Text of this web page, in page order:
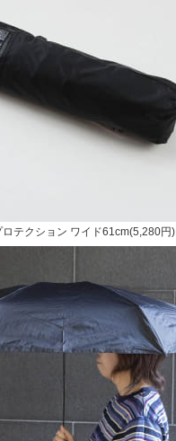
テクション ワイド61cm(5,280円)